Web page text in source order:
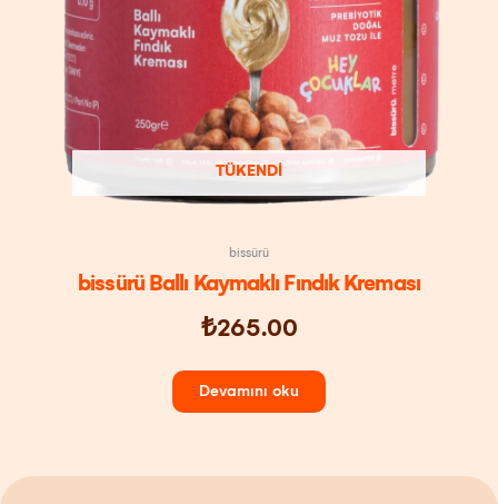
TÜKENDI
bissürü
bissürü Ballı Kaymaklı Fındık Kreması
₺265.00
Devamını oku